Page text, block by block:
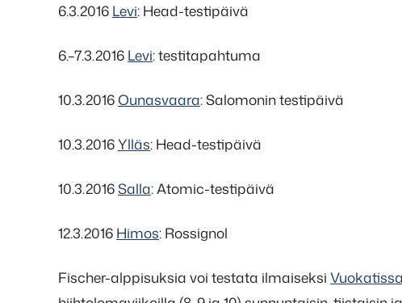
6.3.2016 Levi: Head-testipäivä
6.–7.3.2016 Levi: testitapahtuma
10.3.2016Ounasvaara: Salomonin testipäivä
10.3.2016Ylläs: Head-testipäivä
10.3.2016Salla: Atomic-testipäivä
12.3.2016 Himos: Rossignol
Fischer-alppisuksia voi testata ilmaiseksi Vuokatissa